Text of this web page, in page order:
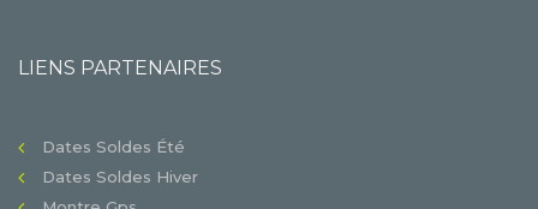
LIENS PARTENAIRES
Dates Soldes Été
Dates Soldes Hiver